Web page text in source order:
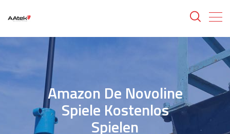
Amazon De Novoline
Spiele Kostenlos
Spielen